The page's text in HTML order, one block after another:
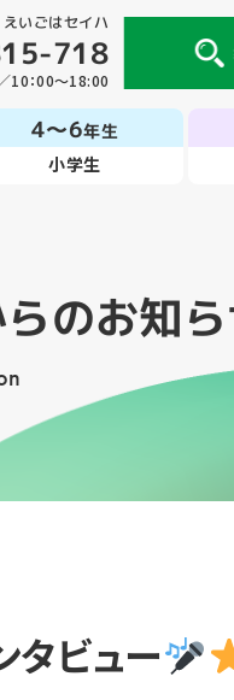
えいごはセイハ
718
10：00～18:00
4～6年生
小学生
のお知
ビュー